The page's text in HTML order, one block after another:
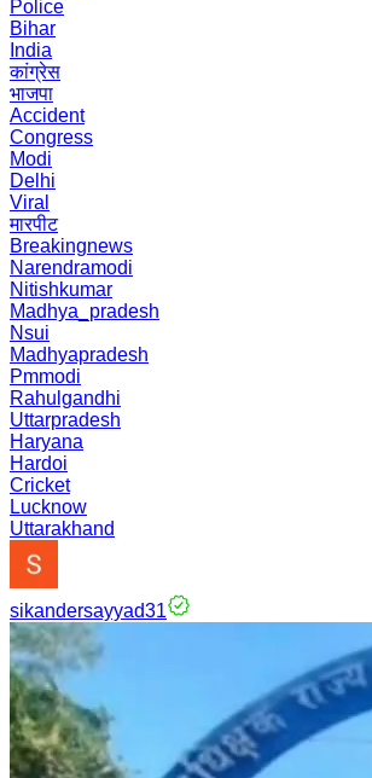
Police
Bihar
India
कांग्रेस
भाजपा
Accident
Congress
Modi
Delhi
Viral
मारपीट
Breakingnews
Narendramodi
Nitishkumar
Madhya_pradesh
Nsui
Madhyapradesh
Pmmodi
Rahulgandhi
Uttarpradesh
Haryana
Hardoi
Cricket
Lucknow
Uttarakhand
sikandersayyad31